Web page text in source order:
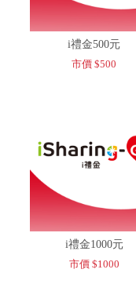
i禮金500元
市價 $500
i禮金1000元
市價 $1000